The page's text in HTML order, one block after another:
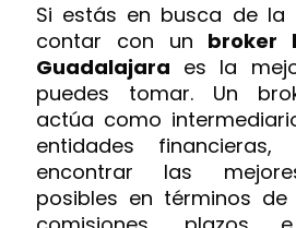
Si estás en busca de la
contar con un broker
Guadalajara es la
puedes tomar. Un
actúa como
entidades
encontrar las
posibles en términos